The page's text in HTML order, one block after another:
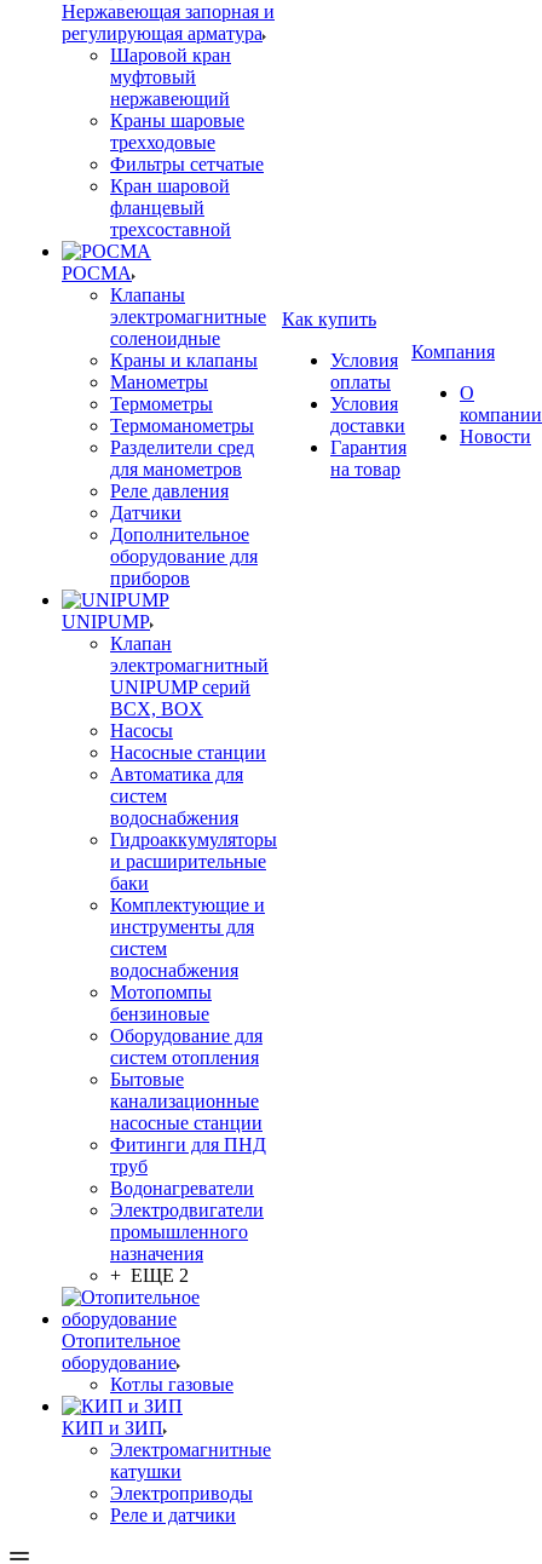
Нержавеющая запорная и
регулирующая арматура
Шаровой кран
муфтовый
нержавеющий
Краны шаровые
трехходовые
Фильтры сетчатые
Кран шаровой
фланцевый
трехсоставной
РОСМА
Клапаны
электромагнитные
соленоидные
Краны и клапаны
Манометры
Термометры
Термоманометры
Разделители сред
для манометров
Реле давления
Датчики
Дополнительное
оборудование для
приборов
UNIPUMP
Клапан
электромагнитный
UNIPUMP серий
BCX, BOX
Насосы
Насосные станции
Автоматика для
систем
водоснабжения
Гидроаккумуляторы
и расширительные
баки
Комплектующие и
инструменты для
систем
водоснабжения
Мотопомпы
бензиновые
Оборудование для
систем отопления
Бытовые
канализационные
насосные станции
Фитинги для ПНД
труб
Водонагреватели
Электродвигатели
промышленного
назначения
+ ЕЩЕ 2
Отопительное
оборудование
Котлы газовые
КИП и ЗИП
Электромагнитные
катушки
Электроприводы
Реле и датчики
Как купить
Условия
оплаты
Условия
доставки
Гарантия
на товар
Компания
О
компании
Новости